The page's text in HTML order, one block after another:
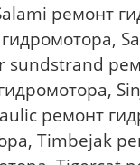
ремонт
sundstrand
ремонт
Timbejak